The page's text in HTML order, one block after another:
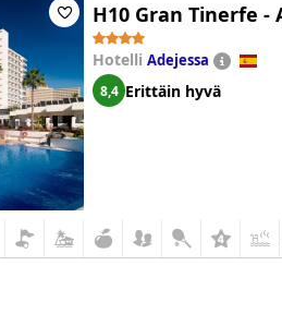
H10 Gran Tinerfe -
Hotelli Adejessa
8,4 Erittäin hyvä